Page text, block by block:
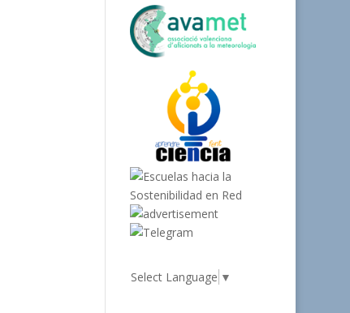
Select Language ▼